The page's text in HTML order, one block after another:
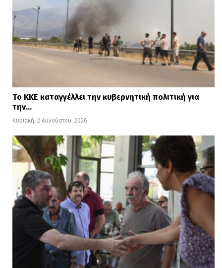
Το ΚΚΕ καταγγέλλει την κυβερνητική πολιτική για
την…
Κυριακή, 2 Αυγούστου, 2026